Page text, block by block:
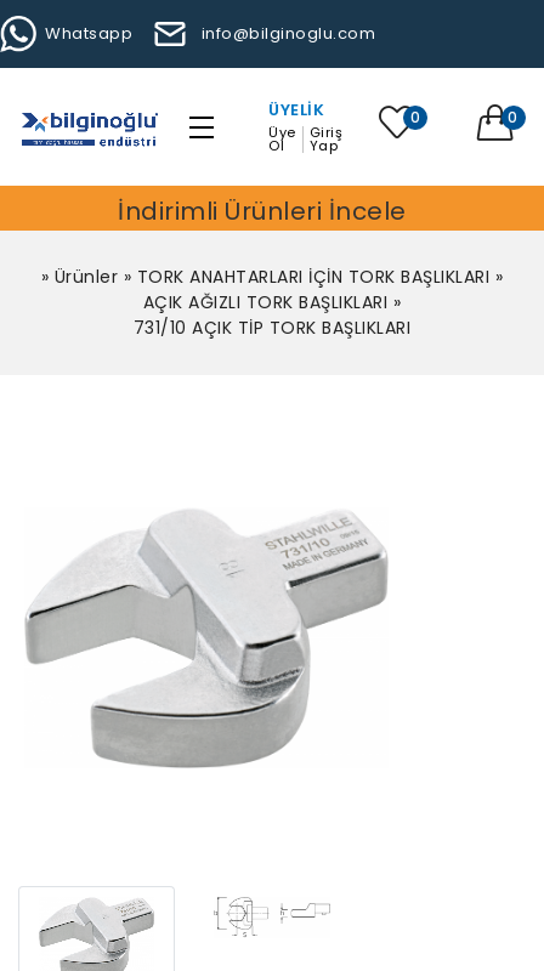
Whatsapp info@bilginoglu.com
ÜYELIK
Üye
Ol
Giriş
Yap
0 0
İndirimli Ürünleri İncele
» Ürünler » TORK ANAHTARLARI İÇİN TORK BAŞLIKLARI »
AÇIK AĞIZLI TORK BAŞLIKLARI »
731/10 AÇIK TİP TORK BAŞLIKLARI